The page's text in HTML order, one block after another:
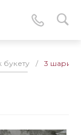
/ 3 шарика